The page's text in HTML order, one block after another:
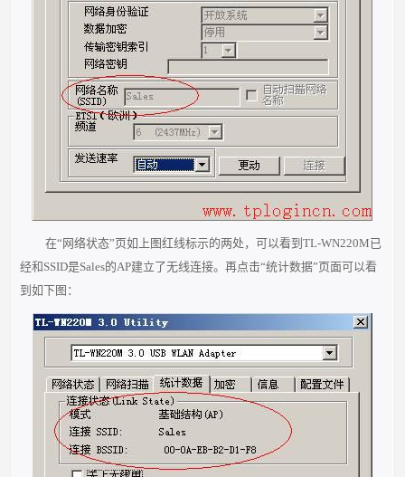
在“网络状态”页如上图红线标示的两处，可以看到TL-WN220M已
经和SSID是Sales的AP建立了无线连接。再点击“统计数据”页面可以看
到如下图：